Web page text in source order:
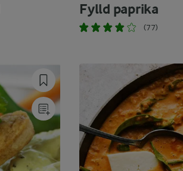
Fylld paprika
(77)